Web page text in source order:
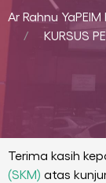
Ar Rahnu
KURSUS
Terima kasih
(SKM) atas